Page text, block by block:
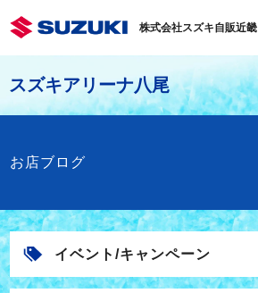
株式会社スズキ自販近畿
スズキアリーナ八尾
お店ブログ
イベント/キャンペーン